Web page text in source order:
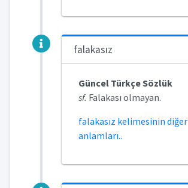
falakasız
Güncel Türkçe Sözlük
sf. Falakası olmayan.
falakasız kelimesinin diğer
anlamları..